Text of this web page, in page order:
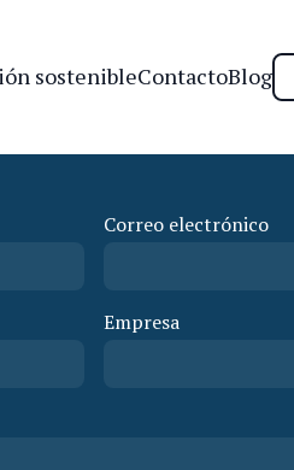
sostenibleContactoBlog
Correo electrónico
Empresa